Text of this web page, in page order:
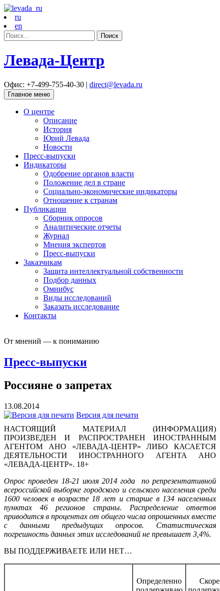
ru
en
Найти:
Левада-Центр
Офис: +7-499-755-40-30 | direct@levada.ru
Главное меню
О центре
Описание
История
Юрий Левада
Новости
Пресс-выпуски
Индикаторы
Одобрение органов власти
Положение дел в стране
Социально-экономические индикаторы
Отношение к странам
Публикации
Сборник опросов
Аналитические отчеты
Журнал
Мнения экспертов
Пресс-выпуски
Заказчикам
Защита интеллектуальной собственности
Подбор данных
Омнибус
Виды исследований
Заказать исследование
Контакты
От мнений — к пониманию
Пресс-выпуски
Россияне о запретах
13.08.2014
Версия для печати
НАСТОЯЩИЙ МАТЕРИАЛ (ИНФОРМАЦИЯ)
ПРОИЗВЕДЕН И РАСПРОСТРАНЕН ИНОСТРАННЫМ
АГЕНТОМ АНО «ЛЕВАДА-ЦЕНТР» ЛИБО КАСАЕТСЯ
ДЕЯТЕЛЬНОСТИ ИНОСТРАННОГО АГЕНТА АНО
«ЛЕВАДА-ЦЕНТР». 18+
Опрос проведен 18-21 июля 2014 года по репрезентативной
всероссийской выборке городского и сельского населения среди
1600 человек в возрасте 18 лет и старше в 134 населенных
пунктах 46 регионов страны. Распределение ответов
приводится в процентах от общего числа опрошенных вместе
с данными предыдущих опросов. Статистическая
погрешность данных этих исследований не превышает 3,4%.
ВЫ ПОДДЕРЖИВАЕТЕ ИЛИ НЕТ…
Определенно